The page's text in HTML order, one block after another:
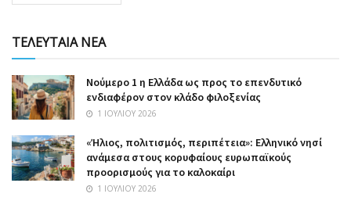
ΤΕΛΕΥΤΑΙΑ ΝΕΑ
Nούμερο 1 η Ελλάδα ως προς το επενδυτικό
ενδιαφέρον στον κλάδο φιλοξενίας
1 ΙΟΥΛΊΟΥ 2026
«Ήλιος, πολιτισμός, περιπέτεια»: Ελληνικό νησί
ανάμεσα στους κορυφαίους ευρωπαϊκούς
προορισμούς για το καλοκαίρι
1 ΙΟΥΛΊΟΥ 2026